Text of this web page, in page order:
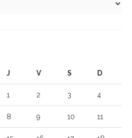
J V S D
1 2 3 4
8 9 10 11